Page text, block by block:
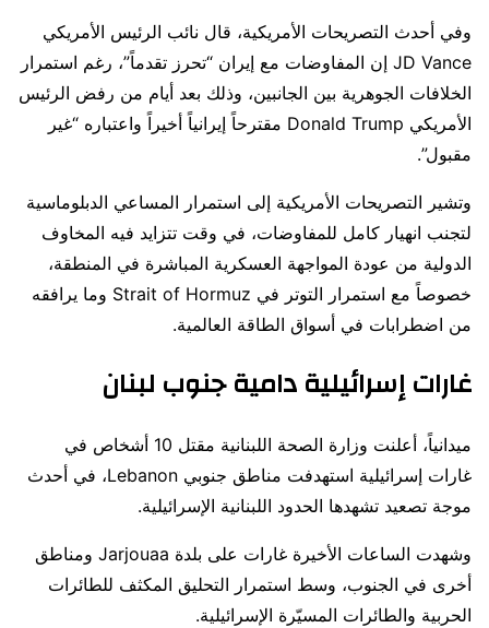
وفي أحدث التصريحات الأمريكية، قال نائب الرئيس الأمريكي
JD Vance إن المفاوضات مع إيران “تحرز تقدماً”، رغم استمرار
الخلافات الجوهرية بين الجانبين، وذلك بعد أيام من رفض الرئيس
الأمريكي Donald Trump مقترحاً إيرانياً أخيراً واعتباره “غير
مقبول”.
وتشير التصريحات الأمريكية إلى استمرار المساعي الدبلوماسية
لتجنب انهيار كامل للمفاوضات، في وقت تتزايد فيه المخاوف
الدولية من عودة المواجهة العسكرية المباشرة في المنطقة،
خصوصاً مع استمرار التوتر في Strait of Hormuz وما يرافقه
من اضطرابات في أسواق الطاقة العالمية.
غارات إسرائيلية دامية جنوب لبنان
ميدانياً، أعلنت وزارة الصحة اللبنانية مقتل 10 أشخاص في
غارات إسرائيلية استهدفت مناطق جنوبي Lebanon، في أحدث
موجة تصعيد تشهدها الحدود اللبنانية الإسرائيلية.
وشهدت الساعات الأخيرة غارات على بلدة Jarjouaa ومناطق
أخرى في الجنوب، وسط استمرار التحليق المكثف للطائرات
الحربية والطائرات المسيّرة الإسرائيلية.